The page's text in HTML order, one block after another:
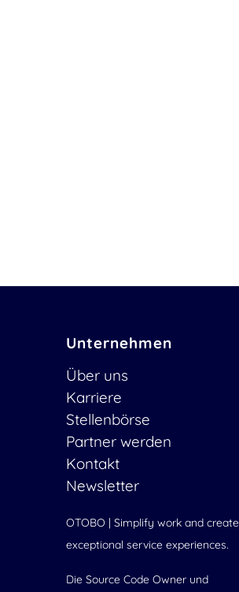
Unternehmen
Über uns
Karriere
Stellenbörse
Partner werden
Kontakt
Newsletter
OTOBO | Simplify work and create
exceptional service experiences.
Die Source Code Owner und